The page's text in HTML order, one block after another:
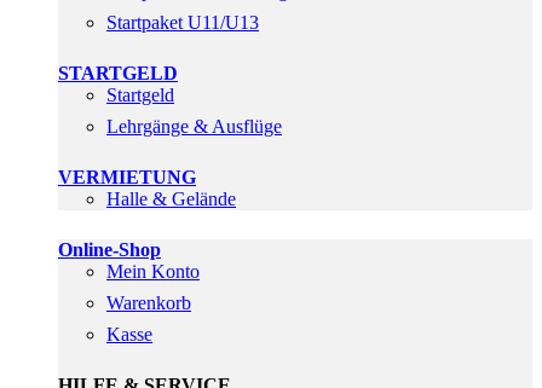
Startpaket U11/U13
STARTGELD
Startgeld
Lehrgänge & Ausflüge
VERMIETUNG
Halle & Gelände
Online-Shop
Mein Konto
Warenkorb
Kasse